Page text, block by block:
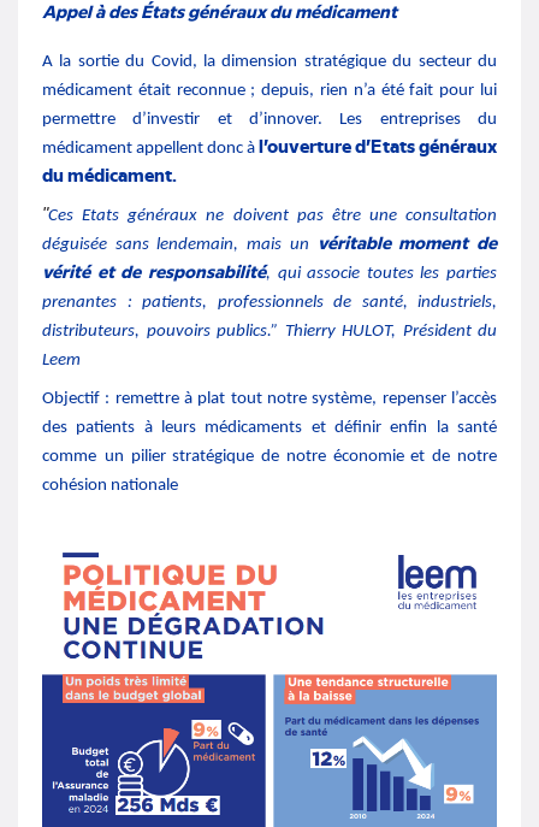
Appel à des États généraux du médicament
A la sortie du Covid, la dimension stratégique du secteur du
médicament était reconnue ; depuis, rien n’a été fait pour lui
permettre d’investir et d’innover. Les entreprises du
médicament appellent donc à l’ouverture d’Etats généraux
du médicament.
"Ces Etats généraux ne doivent pas être une consultation
déguisée sans lendemain, mais un
véritable moment de
vérité et de responsabilité, qui associe toutes les parties
prenantes : patients, professionnels de santé, industriels,
distributeurs, pouvoirs publics.” Thierry HULOT, Président du
Leem
Objectif : remettre à plat tout notre système, repenser l’accès
des patients à leurs médicaments et définir enfin la santé
comme un pilier stratégique de notre économie et de notre
cohésion nationale